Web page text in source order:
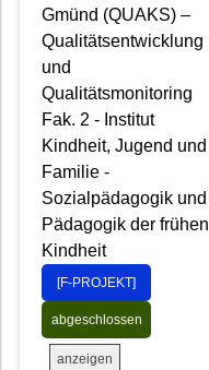
Gmünd (QUAKS) –
Qualitätsentwicklung
und
Qualitätsmonitoring
Fak. 2 - Institut
Kindheit, Jugend und
Familie -
Sozialpädagogik und
Pädagogik der frühen
Kindheit
[F-PROJEKT]
abgeschlossen
anzeigen